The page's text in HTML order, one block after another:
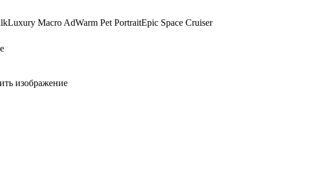
Luxury Macro AdWarm Pet PortraitEpic Space Cruiser
изображение